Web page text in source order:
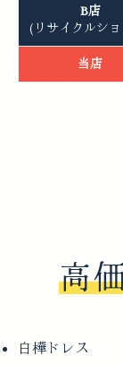
B店
(リサイクルシ
当店
高
白樺ドレス